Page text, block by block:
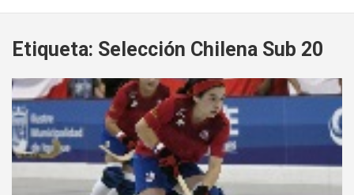
Etiqueta: Selección Chilena Sub 20